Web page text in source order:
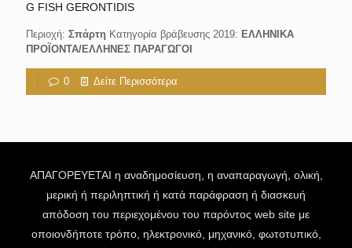
G FISH GERONTIDIS
Περιοχή: Σπάρτη Κατηγορία βράβευσης 2019: ΕΛΛΗΝΙΚΑ
ΠΡΟΪΟΝΤΑ/ΕΛΛΗΝΕΣ ΠΑΡΑΓΩΓΟΙ
0 Δείτε Περισσότερα
ΑΠΑΓΟΡΕΥΕΤΑΙ η αναδημοσίευση, η αναπαραγωγή, ολική,
μερική ή περιληπτική ή κατά παράφραση ή διασκευή
απόδοση του περιεχομένου του παρόντος web site με
οποιονδήποτε τρόπο, ηλεκτρονικό, μηχανικό, φωτοτυπικό,